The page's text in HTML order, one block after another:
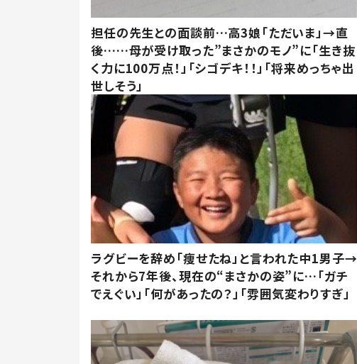
担任の先生との面談前…高3娘「ただいま」→直
後……母が受け取った”まさかのモノ”に「生き抜
く力に100万点！」「シゴデキ！！」「将来めっちゃ出
世しそう」
ラグビーを辞め「痩せたね」と言われた中1男子→
それから7年後、現在の“まさかの姿”に…「ガチ
でえぐい」「何があったの？」「雰囲気変わりすぎ」